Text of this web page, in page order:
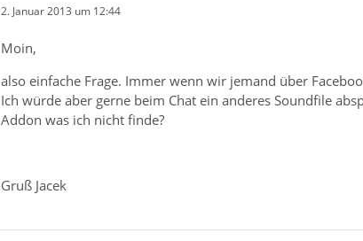
2. Januar 2013 um 12:44
Moin,
also einfache Frage. Immer wenn wir jemand über
Ich würde aber gerne beim Chat ein anderes Soundfile
Addon was ich nicht finde?
Gruß Jacek